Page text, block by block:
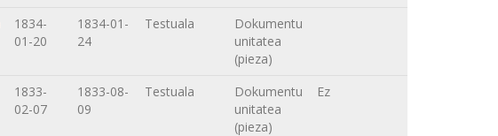
1834-
01-20
1834-01-
24
Testuala
Dokumentu
unitatea
(pieza)
1833-
02-07
1833-08-
09
Testuala
Dokumentu
unitatea
(pieza)
Ez